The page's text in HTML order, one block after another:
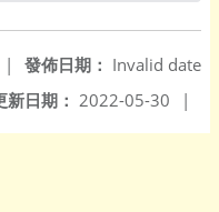
發佈日期： Invalid date
|
新日期： 2022-05-30 |